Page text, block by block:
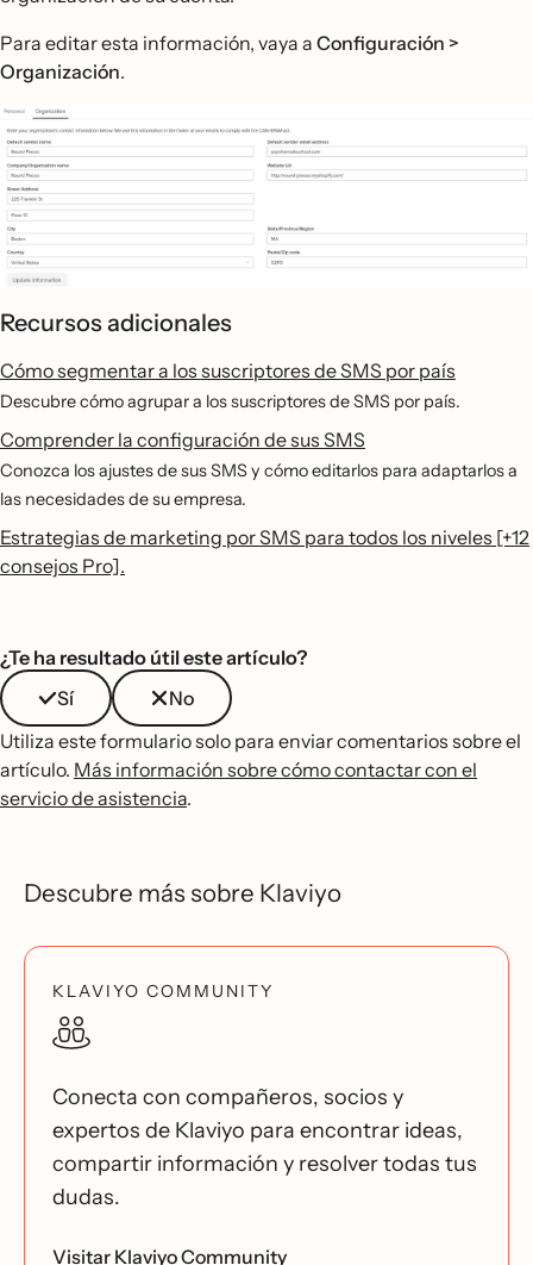
Para editar esta información, vaya a Configuración >
Organización.
Recursos adicionales
Cómo segmentar a los suscriptores de SMS por país
Descubre cómo agrupar a los suscriptores de SMS por país.
Comprender la configuración de sus SMS
Conozca los ajustes de sus SMS y cómo editarlos para adaptarlos a
las necesidades de su empresa.
Estrategias de marketing por SMS para todos los niveles [+12
consejos Pro].
¿Te ha resultado útil este artículo?
Sí
No
Utiliza este formulario solo para enviar comentarios sobre el
artículo. Más información sobre cómo contactar con el
servicio de asistencia.
Descubre más sobre Klaviyo
KLAVIYO COMMUNITY
Conecta con compañeros, socios y
expertos de Klaviyo para encontrar ideas,
compartir información y resolver todas tus
dudas.
Visitar Klaviyo Community